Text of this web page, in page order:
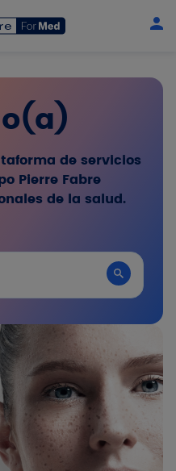
de servicios
Pierre Fabre
de la salud.